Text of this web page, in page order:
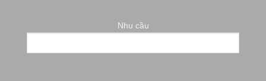
Nhu cầu